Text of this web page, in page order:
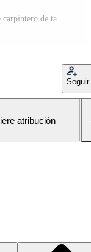
Diseño de ilustración de vector de logotipo de carpintero de taller Vector Gratis y SVG Gratis
Seguir
atribución